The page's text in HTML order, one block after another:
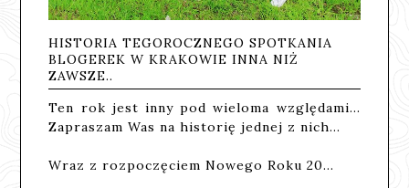
HISTORIA TEGOROCZNEGO SPOTKANIA
BLOGEREK W KRAKOWIE INNA NIŻ
ZAWSZE..
Ten rok jest inny pod wieloma względami...
Zapraszam Was na historię jednej z nich...
Wraz z rozpoczęciem Nowego Roku 20…